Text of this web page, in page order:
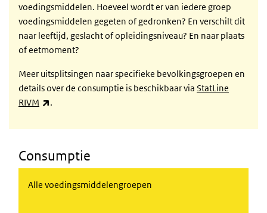
voedingsmiddelen. Hoeveel wordt er van iedere groep
voedingsmiddelen gegeten of gedronken? En verschilt dit
naar leeftijd, geslacht of opleidingsniveau? En naar plaats
of eetmoment?
Meer uitsplitsingen naar specifieke bevolkingsgroepen en
details over de consumptie is beschikbaar via StatLine
RIVM
.
Consumptie
Alle voedingsmiddelengroepen
Alle voedingsmiddelengroepen